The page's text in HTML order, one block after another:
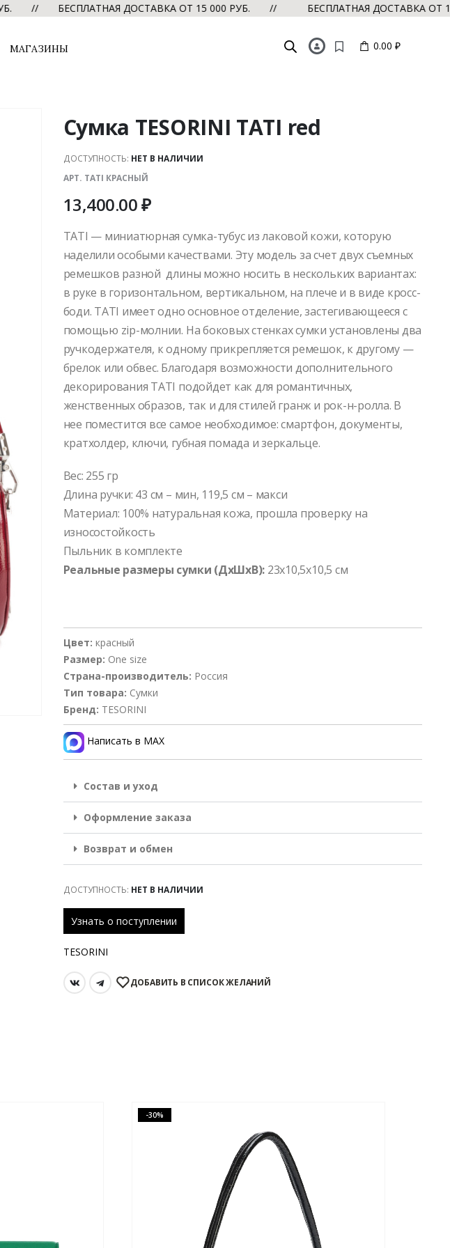
БЕСПЛАТНАЯ ДОСТАВКА ОТ 15 000 РУБ. // БЕСПЛАТНАЯ ДОСТАВКА ОТ 15
МАГАЗИНЫ 0.00 ₽
Сумка TESORINI TATI red
ДОСТУПНОСТЬ: НЕТ В НАЛИЧИИ
АРТ. TATI КРАСНЫЙ
13,400.00₽
TATI — миниатюрная сумка-тубус из лаковой кожи, которую
наделили особыми качествами. Эту модель за счет двух съемных
ремешков разной длины можно носить в нескольких вариантах:
в руке в горизонтальном, вертикальном, на плече и в виде кросс-
боди. TATI имеет одно основное отделение, застегивающееся с
помощью zip-молнии. На боковых стенках сумки установлены два
ручкодержателя, к одному прикрепляется ремешок, к другому —
брелок или обвес. Благодаря возможности дополнительного
декорирования TATI подойдет как для романтичных,
женственных образов, так и для стилей гранж и рок-н-ролла. В
нее поместится все самое необходимое: смартфон, документы,
кратхолдер, ключи, губная помада и зеркальце.
Вес: 255 гр
Длина ручки: 43 см – мин, 119,5 см – макси
Материал: 100% натуральная кожа, прошла проверку на
износостойкость
Пыльник в комплекте
Реальные размеры сумки (ДхШхВ): 23х10,5х10,5 см
Цвет: красный
Размер: One size
Страна-производитель: Россия
Тип товара: Сумки
Бренд: TESORINI
Написать в MAX
Состав и уход
Оформление заказа
Возврат и обмен
ДОСТУПНОСТЬ: НЕТ В НАЛИЧИИ
TESORINI
ДОБАВИТЬ В СПИСОК ЖЕЛАНИЙ
-30%